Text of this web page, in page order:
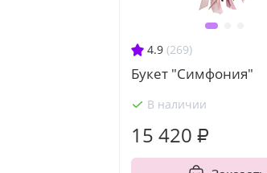
4.9 (269)
Букет "Симфония"
В наличии
15 420 ₽